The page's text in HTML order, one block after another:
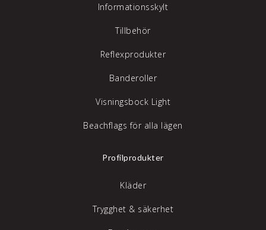
Informationsskylt
Tillbehör
Reflexprodukter
Banderoller
Visningsbock Light
Beachflags för alla lägen
Profilprodukter
Kläder
Trygghet & säkerhet